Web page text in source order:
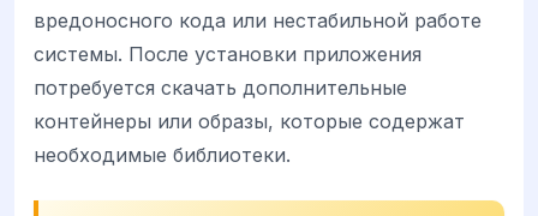
вредоносного кода или нестабильной работе
системы. После установки приложения
потребуется скачать дополнительные
контейнеры или образы, которые содержат
необходимые библиотеки.